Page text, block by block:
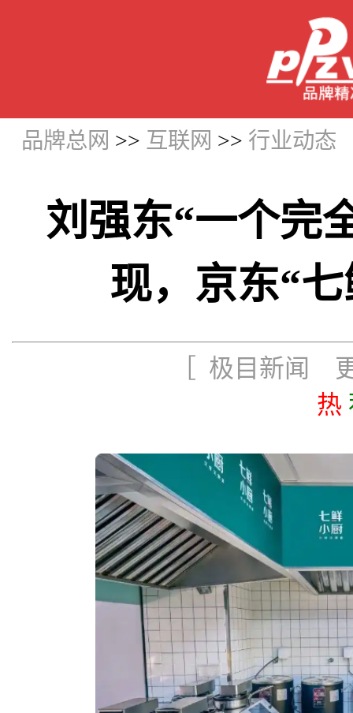
品牌总网 >> 互联网 >> 行业动态
刘强东“一个完
现，京东“
［ 极目新闻
热